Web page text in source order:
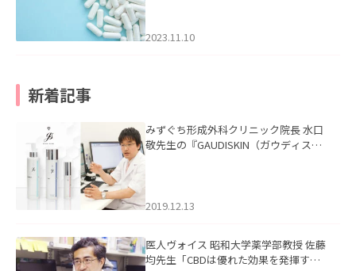
2023.11.10
新着記事
みずぐち形成外科クリニック院長 水口
敬先生の『GAUDISKIN（ガウディスキ
2019.12.13
医人ヴォイス 昭和大学薬学部教授 佐藤
均先生「CBDは優れた効果を発揮する